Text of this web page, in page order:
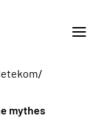
/
mythes